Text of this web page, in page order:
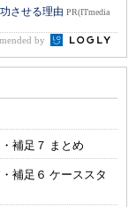
させる理由 PR(ITmedia
by
補足７ まとめ
補足６ ケーススタ